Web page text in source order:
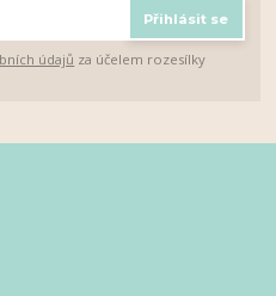
Přihlásit se
údajů za účelem rozesílky